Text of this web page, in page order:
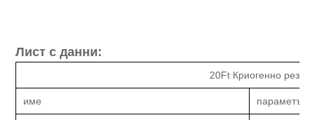
Лист с данни:
20Ft Криогенно
име параметър